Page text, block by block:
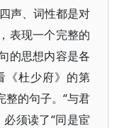
四声、词性都是对
表现一个完整的
的思想内容是各
《杜少府》的第
整的句子。“与君
须读了“同是宦